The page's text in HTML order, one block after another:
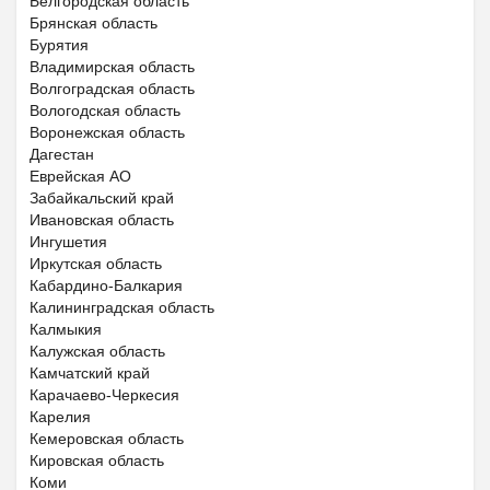
Брянская область
Бурятия
Владимирская область
Волгоградская область
Вологодская область
Воронежская область
Дагестан
Еврейская АО
Забайкальский край
Ивановская область
Ингушетия
Иркутская область
Кабардино-Балкария
Калининградская область
Калмыкия
Калужская область
Камчатский край
Карачаево-Черкесия
Карелия
Кемеровская область
Кировская область
Коми